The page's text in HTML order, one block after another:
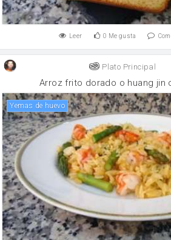
Leer 0 Me gusta
Plato Principal
Arroz frito dorado o huang jin
yemas de huevo